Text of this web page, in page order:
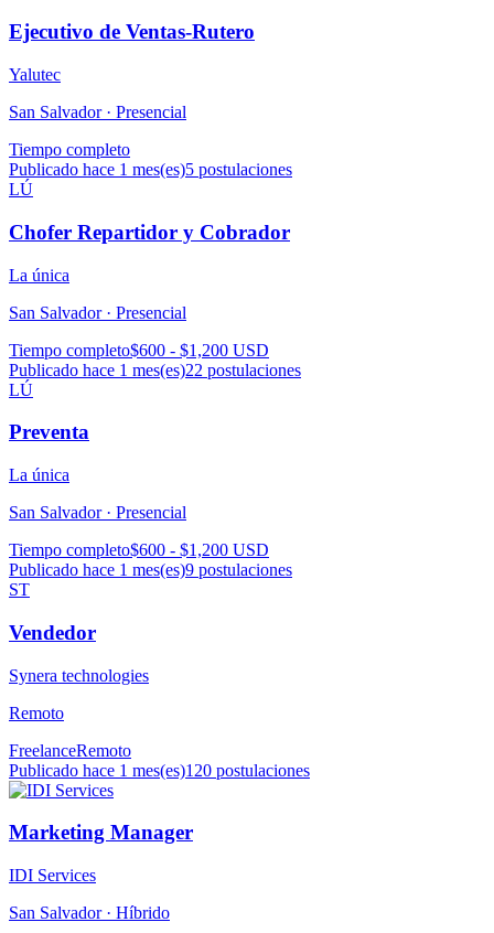
Ejecutivo de Ventas-Rutero
Yalutec
San Salvador · Presencial
Tiempo completo
Publicado hace 1 mes(es)5 postulaciones
LÚ
Chofer Repartidor y Cobrador
La única
San Salvador · Presencial
Tiempo completo$600 - $1,200 USD
Publicado hace 1 mes(es)22 postulaciones
LÚ
Preventa
La única
San Salvador · Presencial
Tiempo completo$600 - $1,200 USD
Publicado hace 1 mes(es)9 postulaciones
ST
Vendedor
Synera technologies
Remoto
FreelanceRemoto
Publicado hace 1 mes(es)120 postulaciones
Marketing Manager
IDI Services
San Salvador · Híbrido